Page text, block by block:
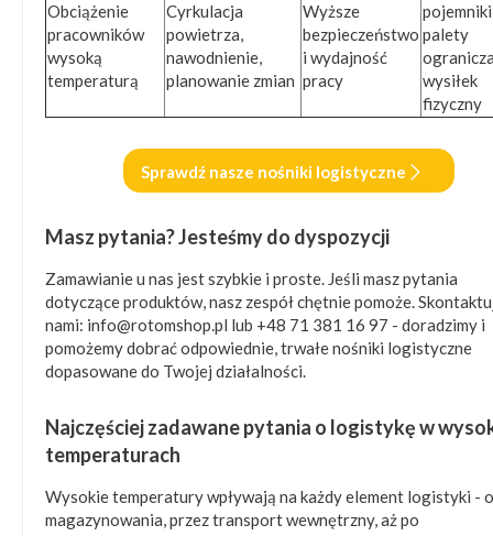
Obciążenie
pracowników
wysoką
temperaturą
Cyrkulacja
powietrza,
nawodnienie,
planowanie zmian
Wyższe
bezpieczeństwo
i wydajność
pracy
palety
wysiłek
fizyczny
Sprawdź nasze nośniki logistyczne
Masz pytania? Jesteśmy do dyspozycji
Zamawianie u nas jest szybkie i proste. Jeśli masz pytania
dotyczące produktów, nasz zespół chętnie pomoże.
nami: info@rotomshop.pl lub +48 71 381 16 97 - doradzimy i
pomożemy dobrać odpowiednie, trwałe nośniki logistyczne
dopasowane do Twojej działalności.
Najczęściej zadawane pytania o logistykę w
temperaturach
Wysokie temperatury wpływają na każdy element logistyki -
magazynowania, przez transport wewnętrzny, aż po